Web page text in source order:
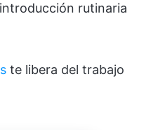
rutinaria
te libera del trabajo